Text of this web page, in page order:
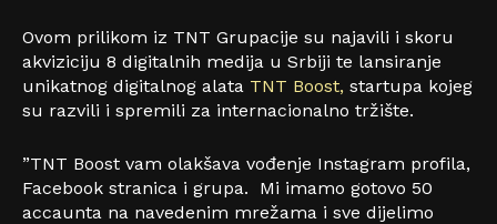
Ovom prilikom iz TNT Grupacije su najavili i skoru
akviziciju 8 digitalnih medija u Srbiji te lansiranje
unikatnog digitalnog alata TNT Boost, startupa kojeg
su razvili i spremili za internacionalno tržište.
”TNT Boost vam olakšava vođenje Instagram profila,
Facebook stranica i grupa. Mi imamo gotovo 50
accaunta na navedenim mrežama i sve dijelimo